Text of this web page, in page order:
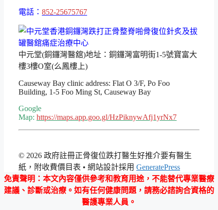
電話： 852-25675767
中元堂(銅鑼灣醫舘)地址：銅鑼灣富明街1-5號寶富大
樓3樓O室(么鳳樓上)
Causeway Bay clinic address: Flat O 3/F, Po Foo
Building, 1-5 Foo Ming St, Causeway Bay
Google
Map: https://maps.app.goo.gl/HzPiknywAfj1yrNx7
© 2026 政府註冊正骨復位跌打醫生好推介要有醫生
紙，附收費價目表 • 網站設計採用 GeneratePress
免責聲明 ：本文內容僅供參考和教育用途，不能替代專業醫療
建議、診斷或治療。如有任何健康問題，請務必諮詢合資格的
醫護專業人員。